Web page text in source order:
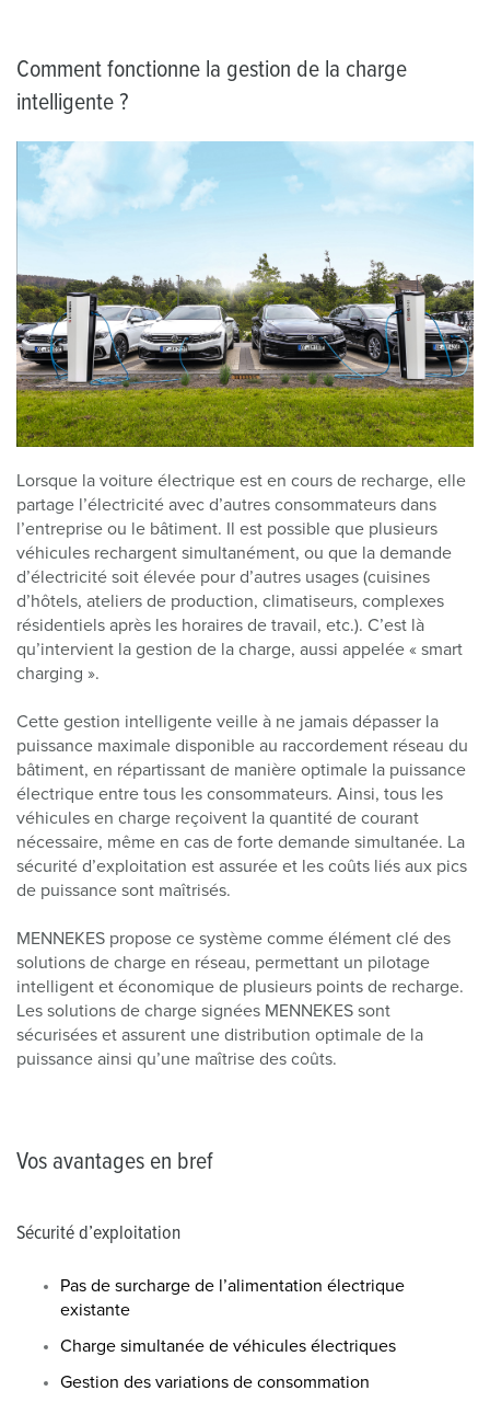
Comment fonctionne la gestion de la charge
intelligente ?
Lorsque la voiture électrique est en cours de recharge, elle
partage l’électricité avec d’autres consommateurs dans
l’entreprise ou le bâtiment. Il est possible que plusieurs
véhicules rechargent simultanément, ou que la demande
d’électricité soit élevée pour d’autres usages (cuisines
d’hôtels, ateliers de production, climatiseurs, complexes
résidentiels après les horaires de travail, etc.). C’est là
qu’intervient la gestion de la charge, aussi appelée « smart
charging ».
Cette gestion intelligente veille à ne jamais dépasser la
puissance maximale disponible au raccordement réseau du
bâtiment, en répartissant de manière optimale la puissance
électrique entre tous les consommateurs. Ainsi, tous les
véhicules en charge reçoivent la quantité de courant
nécessaire, même en cas de forte demande simultanée. La
sécurité d’exploitation est assurée et les coûts liés aux pics
de puissance sont maîtrisés.
MENNEKES propose ce système comme élément clé des
solutions de charge en réseau, permettant un pilotage
intelligent et économique de plusieurs points de recharge.
Les solutions de charge signées MENNEKES sont
sécurisées et assurent une distribution optimale de la
puissance ainsi qu’une maîtrise des coûts.
Vos avantages en bref
Sécurité d’exploitation
Pas de surcharge de l’alimentation électrique
existante
Charge simultanée de véhicules électriques
Gestion des variations de consommation